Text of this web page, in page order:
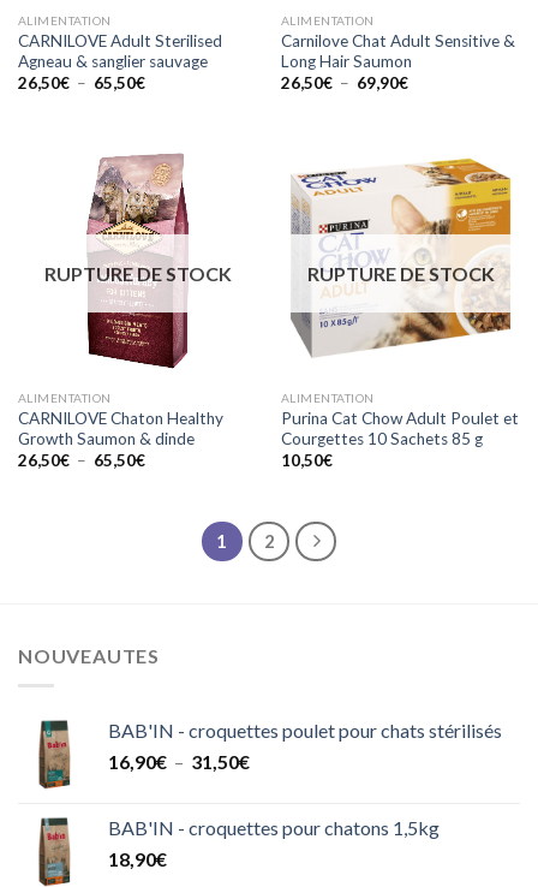
ALIMENTATION
CARNILOVE Adult Sterilised
Agneau & sanglier sauvage
26,50€ – 65,50€Plage
65,50€
ALIMENTATION
Carnilove Chat Adult Sensitive &
Long Hair Saumon
26,50€ – 69,90€Plage
69,90€
RUPTURE DE STOCK
ALIMENTATION
CARNILOVE Chaton Healthy
Growth Saumon & dinde
26,50€ – 65,50€Plage
RUPTURE DE STOCK
ALIMENTATION
Purina Cat Chow Adult Poulet et
Courgettes 10 Sachets 85 g
10,50€
1 2
NOUVEAUTES
BAB'IN - croquettes poulet pour chats stérilisés
16,90€ – 31,50€Plage
16,90€
BAB'IN - croquettes pour chatons 1,5kg
18,90€